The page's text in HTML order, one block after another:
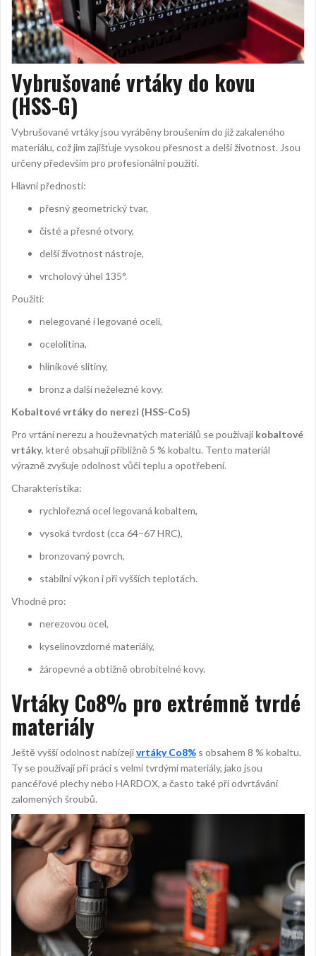
Vybrušované vrtáky do kovu
(HSS-G)
Vybrušované vrtáky jsou vyráběny broušením do již zakaleného
materiálu, což jim zajišťuje vysokou přesnost a delší životnost. Jsou
určeny především pro profesionální použití.
Hlavní přednosti:
přesný geometrický tvar,
čisté a přesné otvory,
delší životnost nástroje,
vrcholový úhel 135°.
Použití:
nelegované i legované oceli,
ocelolitina,
hliníkové slitiny,
bronz a další neželezné kovy.
Kobaltové vrtáky do nerezi (HSS-Co5)
Pro vrtání nerezu a houževnatých materiálů se používají kobaltové
vrtáky, které obsahují přibližně 5 % kobaltu. Tento materiál
výrazně zvyšuje odolnost vůči teplu a opotřebení.
Charakteristika:
rychlořezná ocel legovaná kobaltem,
vysoká tvrdost (cca 64–67 HRC),
bronzovaný povrch,
stabilní výkon i při vyšších teplotách.
Vhodné pro:
nerezovou ocel,
kyselinovzdorné materiály,
žáropevné a obtížně obrobitelné kovy.
Vrtáky Co8% pro extrémně tvrdé
materiály
Ještě vyšší odolnost nabízejívrtáky Co8% s obsahem 8 % kobaltu.
Ty se používají při práci s velmi tvrdými materiály, jako jsou
pancéřové plechy nebo HARDOX, a často také při odvrtávání
zalomených šroubů.